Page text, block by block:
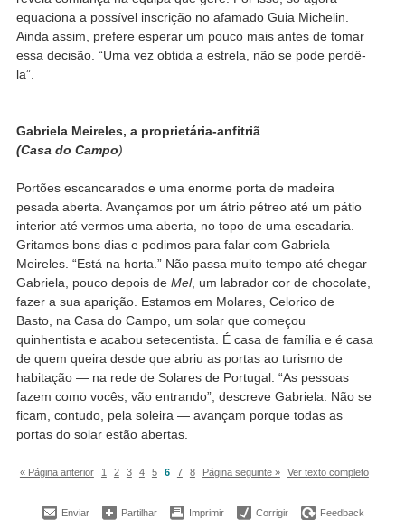
equaciona a possível inscrição no afamado Guia Michelin.
Ainda assim, prefere esperar um pouco mais antes de tomar
essa decisão. “Uma vez obtida a estrela, não se pode perdê-
la”.
Gabriela Meireles, a proprietária-anfitriã
(Casa do Campo)
Portões escancarados e uma enorme porta de madeira
pesada aberta. Avançamos por um átrio pétreo até um pátio
interior até vermos uma aberta, no topo de uma escadaria.
Gritamos bons dias e pedimos para falar com Gabriela
Meireles. “Está na horta.” Não passa muito tempo até chegar
Gabriela, pouco depois de Mel, um labrador cor de chocolate,
fazer a sua aparição. Estamos em Molares, Celorico de
Basto, na Casa do Campo, um solar que começou
quinhentista e acabou setecentista. É casa de família e é casa
de quem queira desde que abriu as portas ao turismo de
habitação — na rede de Solares de Portugal. “As pessoas
fazem como vocês, vão entrando”, descreve Gabriela. Não se
ficam, contudo, pela soleira — avançam porque todas as
portas do solar estão abertas.
« Página anterior 1 2 3 4 5 6 7 8 Página seguinte » Ver texto completo
Enviar Partilhar Imprimir Corrigir Feedback